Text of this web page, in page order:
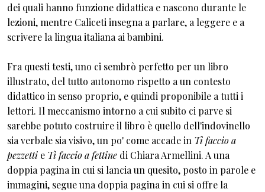
dei quali hanno funzione didattica e nascono durante le
lezioni, mentre Caliceti insegna a parlare, a leggere e a
scrivere la lingua italiana ai bambini.
Fra questi testi, uno ci sembrò perfetto per un libro
illustrato, del tutto autonomo rispetto a un contesto
didattico in senso proprio, e quindi proponibile a tutti i
lettori. Il meccanismo intorno a cui subito ci parve si
sarebbe potuto costruire il libro è quello dell'indovinello
sia verbale sia visivo, un po' come accade in Ti faccio a
pezzetti e Ti faccio a fettine di Chiara Armellini. A una
doppia pagina in cui si lancia un quesito, posto in parole e
immagini, segue una doppia pagina in cui si offre la